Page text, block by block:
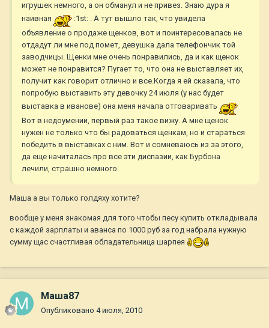
игрушек немного, а он обманул и не привез. Знаю дура я
наивная
:1st: . А тут вышло так, что увидела
объявление о продаже щенков, вот и поинтересовалась не
отдадут ли мне под помет, девушка дала телефончик той
заводчицы. Щенки мне очень понравились, да и как щенок
может не понравится? Пугает то, что она не выставляет их,
получит как говорит отлично и все.Когда я ей сказала, что
попробую выставить эту девочку 24 июля (у нас будет
выставка в иванове) она меня начала отговаривать
Вот в недоумении, первый раз такое вижу. А мне щенок
нужен не только что бы радоваться щенкам, но и стараться
победить в выставках с ним. Вот и сомневаюсь из за этого,
да еще начиталась про все эти диспазии, как Бурбона
лечили, страшно немного.
Маша а вы только голдяху хотите?
вообще у меня знакомая для того чтобы песу купить откладывала
с каждой зарплаты и аванса по 1000 руб за год набрала нужную
сумму щас счастливая обладательница шарпея
Маша87
Опубликовано 4 июля, 2010